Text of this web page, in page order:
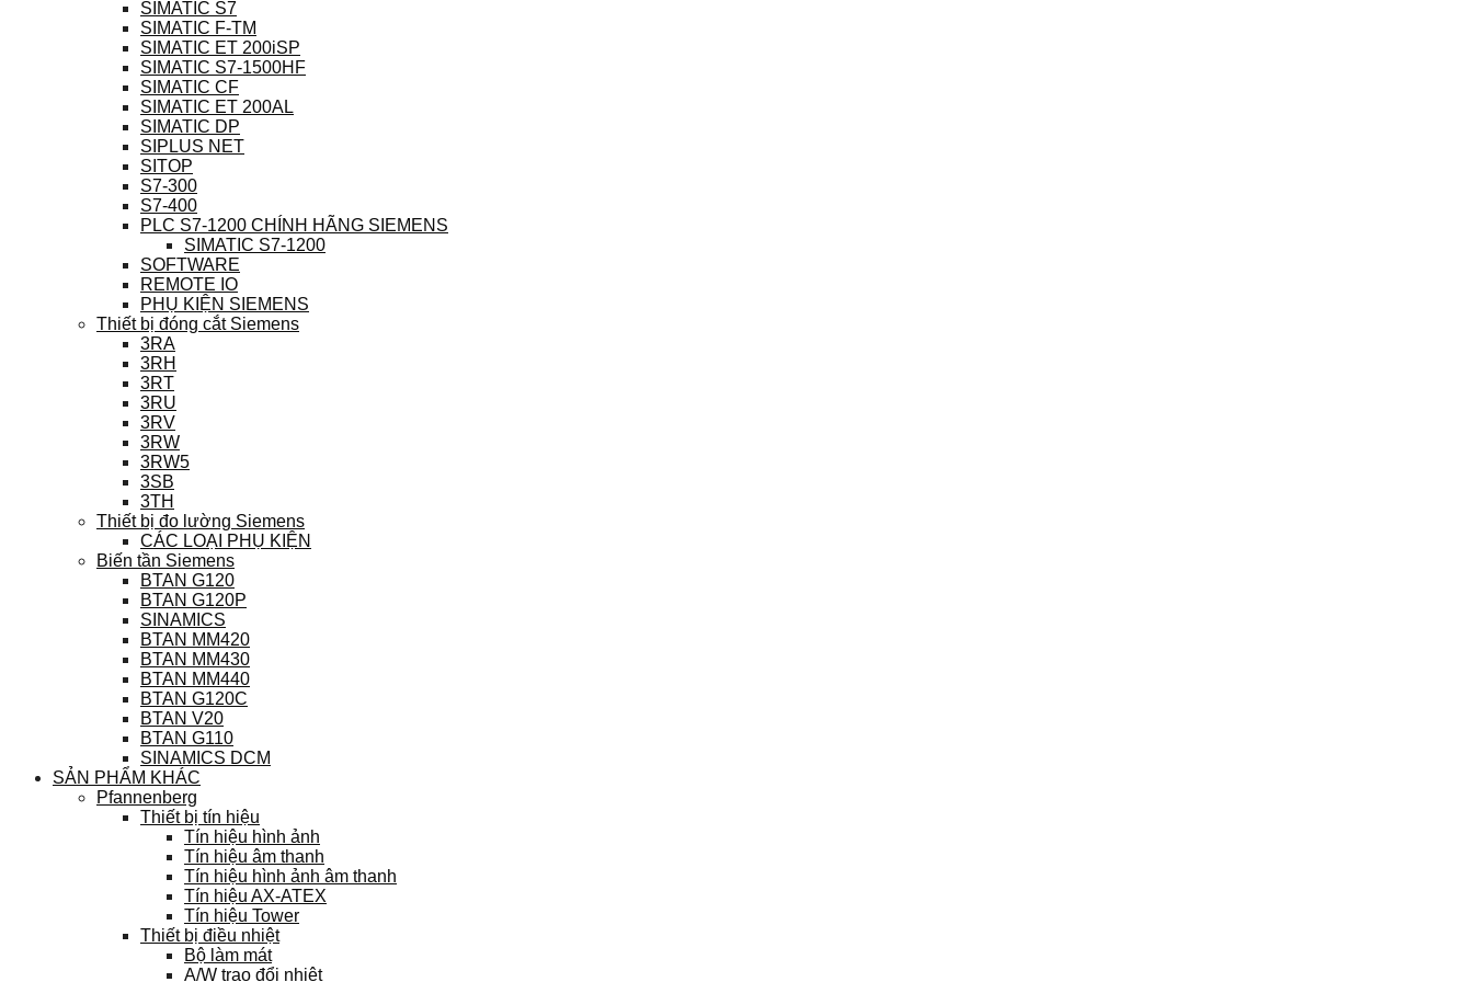
SIMATIC S7
SIMATIC F-TM
SIMATIC ET 200iSP
SIMATIC S7-1500HF
SIMATIC CF
SIMATIC ET 200AL
SIMATIC DP
SIPLUS NET
SITOP
S7-300
S7-400
PLC S7-1200 CHÍNH HÃNG SIEMENS
SIMATIC S7-1200
SOFTWARE
REMOTE IO
PHỤ KIỆN SIEMENS
Thiết bị đóng cắt Siemens
3RA
3RH
3RT
3RU
3RV
3RW
3RW5
3SB
3TH
Thiết bị đo lường Siemens
CÁC LOẠI PHỤ KIỆN
Biến tần Siemens
BTAN G120
BTAN G120P
SINAMICS
BTAN MM420
BTAN MM430
BTAN MM440
BTAN G120C
BTAN V20
BTAN G110
SINAMICS DCM
SẢN PHẨM KHÁC
Pfannenberg
Thiết bị tín hiệu
Tín hiệu hình ảnh
Tín hiệu âm thanh
Tín hiệu hình ảnh âm thanh
Tín hiệu AX-ATEX
Tín hiệu Tower
Thiết bị điều nhiệt
Bộ làm mát
A/W trao đổi nhiệt